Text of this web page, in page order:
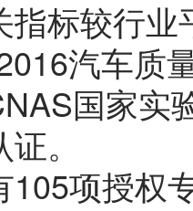
指标较行
汽车质
国家实
。
105项授权